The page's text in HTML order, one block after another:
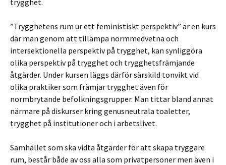
trygghet.
”Trygghetens rum ur ett feministiskt perspektiv” är en kurs
där man genom att tillämpa normmedvetna och
intersektionella perspektiv på trygghet, kan synliggöra
olika perspektiv på trygghet och trygghetsfrämjande
åtgärder. Under kursen läggs därför särskild tonvikt vid
olika praktiker som främjar trygghet även för
normbrytande befolkningsgrupper. Man tittar bland annat
närmare på diskurser kring genusneutrala toaletter,
trygghet på institutioner och i arbetslivet.
Samhället som ska vidta åtgärder för att skapa tryggare
rum, består både av oss alla som privatpersoner men även i